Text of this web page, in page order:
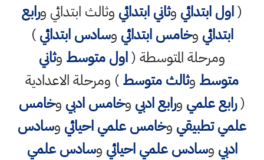
(اول ابتدائي وثاني ابتدائي وثالث ابتدائي ورابع
ابتدائي وخامس ابتدائي وسادس ابتدائي)
ومرحلة المتوسطة (اول متوسط وثاني
متوسط وثالث متوسط) ومرحلة الاعدادية
(رابع علمي ورابع ادبي وخامس ادبي وخامس
علمي تطبيقي وخامس علمي احيائي وسادس
ادبي وسادس علمي احيائي وسادس علمي